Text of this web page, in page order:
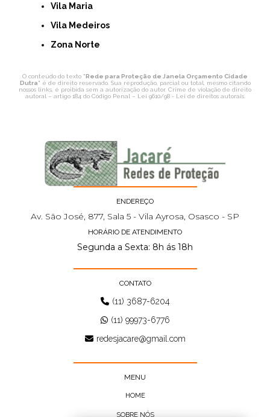
Vila Maria
Vila Medeiros
Zona Norte
O conteúdo do texto "Rede para Proteção de Janela Orçamento Cidade
Dutra" é de direito reservado. Sua reprodução, parcial ou total, mesmo citando
nossos links, é proibida sem a autorização do autor. Crime de violação de direito
autoral – artigo 184 do Código Penal – Lei 9610/98 - Lei de direitos autorais.
ENDEREÇO
Av. São José, 877, Sala 5 - Vila Ayrosa, Osasco - SP
HORÁRIO DE ATENDIMENTO
Segunda a Sexta: 8h ás 18h
CONTATO
(11) 3687-6204
(11) 99973-6776
redesjacare@gmail.com
MENU
HOME
SOBRE NÓS